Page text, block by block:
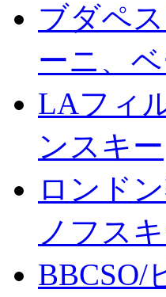
ブダペ
ーニ、
LAフィ
ンスキー
ロンド
ノフス
BBCSO/